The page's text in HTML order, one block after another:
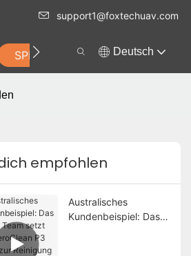
support1@foxtechuav.com
SPEICHERN Deutsch
empfohlen
Australisches
Kundenbeispiel: Das